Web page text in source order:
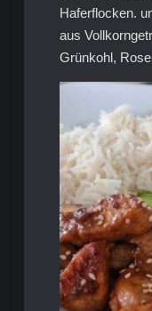
Haferflocken.
aus
Grünkohl,